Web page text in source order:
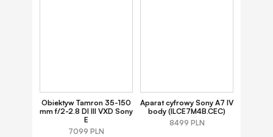
Obiektyw Tamron 35-150
mm f/2-2.8 DI III VXD Sony
E
7099 PLN
Aparat cyfrowy Sony A7 IV
body (ILCE7M4B.CEC)
8499 PLN